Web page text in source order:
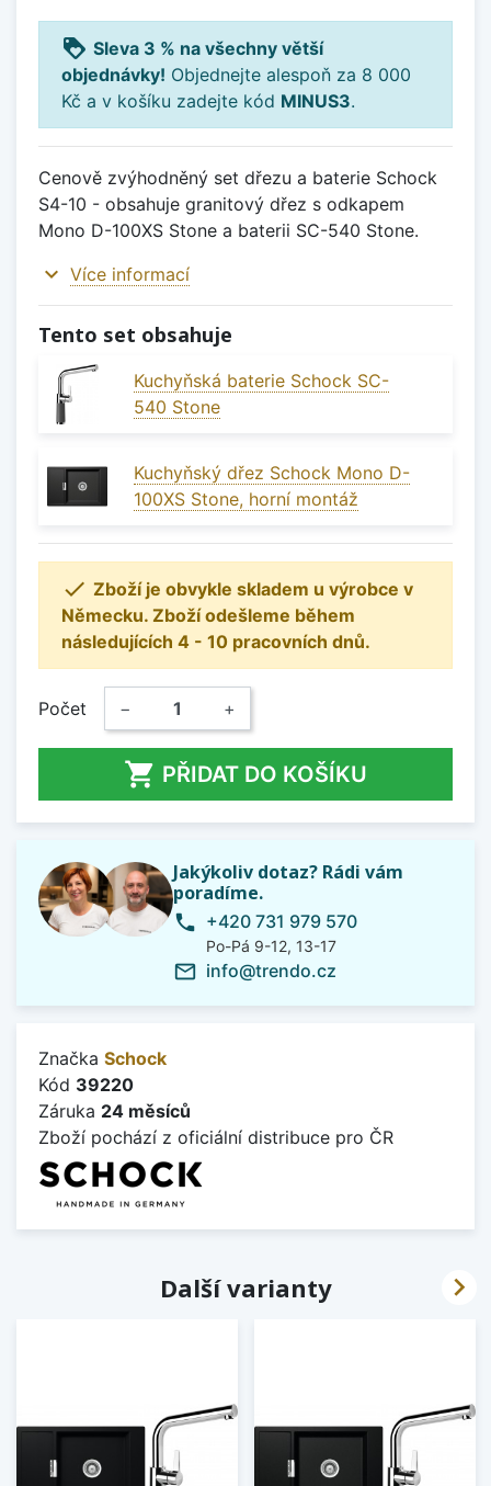
loyalty Sleva 3 % na všechny větší
objednávky! Objednejte alespoň za 8 000
Kč a v košíku zadejte kód MINUS3.
Cenově zvýhodněný set dřezu a baterie Schock
S4-10 - obsahuje granitový dřez s odkapem
Mono D-100XS Stone a baterii SC-540 Stone.
expand_more Více informací
Tento set obsahuje
Kuchyňská baterie Schock SC-
540 Stone
Kuchyňský dřez Schock Mono D-
100XS Stone, horní montáž
 Zboží je obvykle skladem u výrobce v
Německu. Zboží odešleme během
následujících 4 - 10 pracovních dnů.
Počet − +
 PŘIDAT DO KOŠÍKU
Jakýkoliv dotaz? Rádi vám
poradíme.
phone +420 731 979 570
Po-Pá 9-12, 13-17
mail_outline info@trendo.cz
Značka Schock
Kód 39220
Záruka 24 měsíců
Zboží pochází z oficiální distribuce pro ČR
Další varianty 